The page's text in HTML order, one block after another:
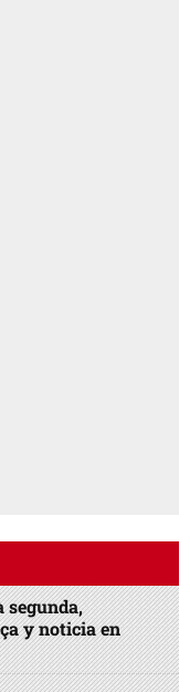
segunda,
y noticia en